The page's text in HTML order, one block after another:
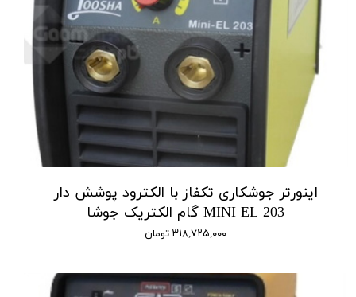
اینورتر جوشکاری تکفاز با الکترود پوشش دار
MINI EL 203 گام الکتریک جوشا
۳۱۸,۷۲۵,۰۰۰ تومان